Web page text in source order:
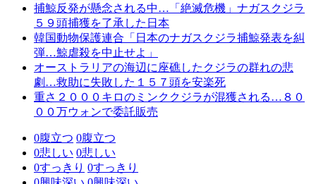
捕鯨反発が懸念される中…「絶滅危機」ナガスクジラ
５９頭捕獲を了承した日本
韓国動物保護連合「日本のナガスクジラ捕鯨発表を糾
弾…鯨虐殺を中止せよ」
オーストラリアの海辺に座礁したクジラの群れの悲
劇…救助に失敗した１５７頭を安楽死
重さ２０００キロのミンククジラが混獲される…８０
００万ウォンで委託販売
0腹立つ 0腹立つ
0悲しい 0悲しい
0すっきり 0すっきり